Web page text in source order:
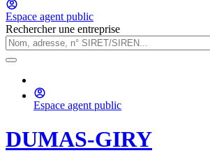
Espace agent public
Rechercher une entreprise
Espace agent public
DUMAS-GIRY